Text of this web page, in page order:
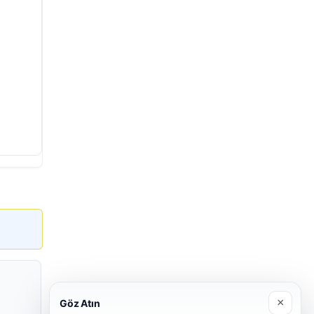
Göz Atın ×